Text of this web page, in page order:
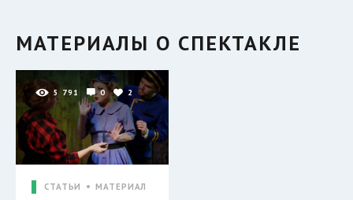
МАТЕРИАЛЫ О СПЕКТАКЛЕ
5 791 0 2
СТАТЬИ МАТЕРИАЛ